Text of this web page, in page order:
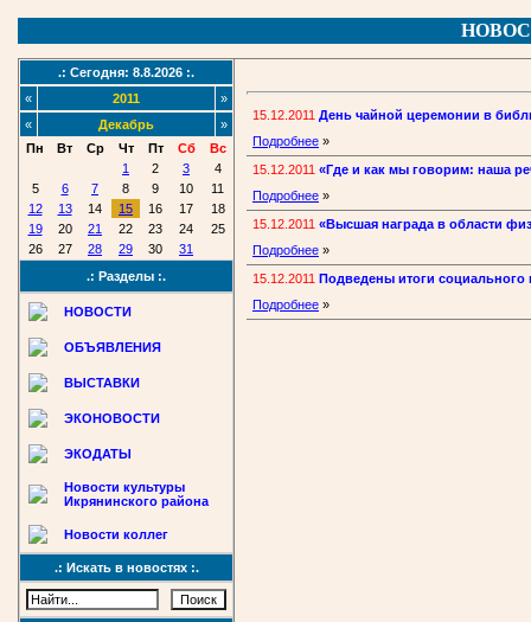
.: Сегодня: 8.8.2026 :.
«
2011
»
«
Декабрь
»
Пн
Вт Ср Чт Пт Сб
Вс
1
2 3
4
5
6 7 8 9 10
11
12
13 14 15 16 17
18
19
20 21 22 23 24
25
26
27 28 29 30
31
.: Разделы :.
НОВОСТИ
ОБЪЯВЛЕНИЯ
ВЫСТАВКИ
ЭКОНОВОСТИ
ЭКОДАТЫ
Новости культуры
Икрянинского района
Новости коллег
.: Искать в новостях :.
15.12.2011 День чайной церемонии в
Подробнее »
15.12.2011 «Где и как мы говорим: наша
Подробнее »
15.12.2011 «Высшая награда в области
Подробнее »
15.12.2011 Подведены итоги социального
Подробнее »